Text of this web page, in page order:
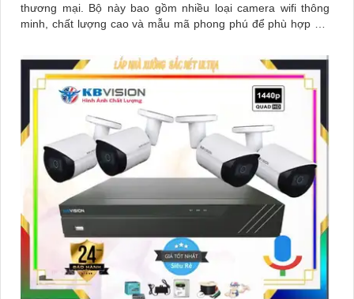
thương mại. Bộ này bao gồm nhiều loại camera wifi thông
minh, chất lượng cao và mẫu mã phong phú để phù hợp với